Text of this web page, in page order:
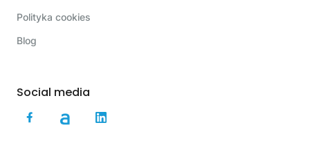
Polityka cookies
Blog
Social media